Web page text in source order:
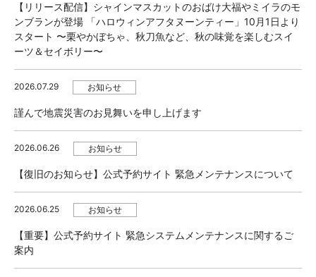
【リリース配信】シャインマスカットのおばけ大福やミイラのモ
ンブランが登場 「ハロウィンアフタヌーンティー」10月1日より
スタート 〜栗やかぼちゃ、秋刀魚など、秋の味覚を楽しむスイ
ーツ＆セイボリー〜
2026.07.29 お知らせ
謹んで地震災害のお見舞いを申し上げます
2026.06.26 お知らせ
【復旧のお知らせ】公式予約サイト 緊急メンテナンスについて
2026.06.25 お知らせ
【重要】公式予約サイト 緊急システムメンテナンスに関するご
案内